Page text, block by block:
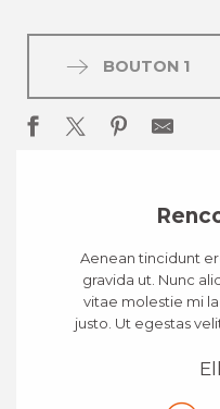
BOUTON 1
Aenean tincidunt
gravida ut. Nunc
vitae molestie mi
justo. Ut egestas